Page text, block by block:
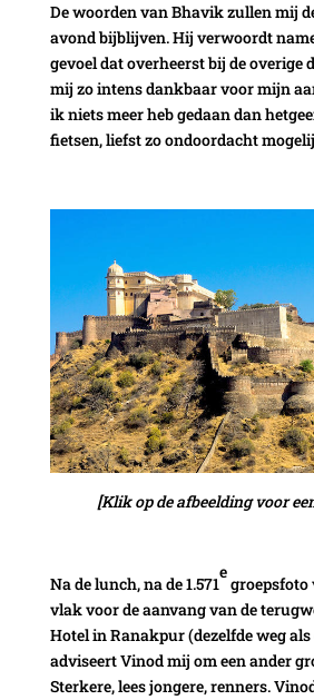
De woorden van Bhavik zullen mij
avond bijblijven. Hij verwoordt
gevoel dat overheerst bij de overige
mij zo intens dankbaar voor mijn
ik niets meer heb gedaan dan
fietsen, liefst zo ondoordacht
[Klik op de afbeelding voor
Na de lunch, na de 1.571
e
groepsfoto
vlak voor de aanvang van de
Hotel in Ranakpur (dezelfde weg als
adviseert Vinod mij om een ander
Sterkere, lees jongere, renners.